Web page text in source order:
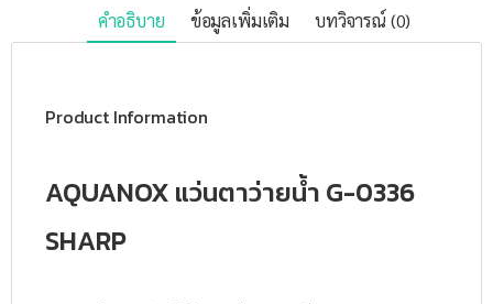
คำอธิบาย ข้อมูลเพิ่มเติม บทวิจารณ์ (0)
Product Information
AQUANOX แว่นตาว่ายน้ำ G-0336
SHARP